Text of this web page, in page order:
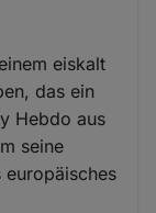
eiskalt
das ein
Hebdo aus
seine
europäisches